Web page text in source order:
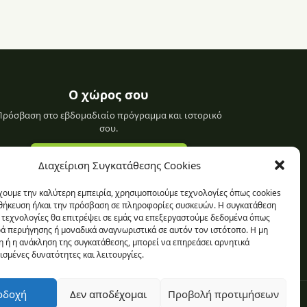
Διαχείριση Συγκατάθεσης Cookies
την καλύτερη εμπειρία, χρησιμοποιούμε τεχνολογίες όπως cookies
ή/και την πρόσβαση σε πληροφορίες συσκευών. Η συγκατάθεση
τεχνολογίες θα επιτρέψει σε εμάς να επεξεργαστούμε δεδομένα όπως
περιήγησης ή μοναδικά αναγνωριστικά σε αυτόν τον ιστότοπο. Η μη
ή η ανάκληση της συγκατάθεσης, μπορεί να επηρεάσει αρνητικά
δυνατότητες και λειτουργίες.
Δεν αποδέχομαι Προβολή προτιμήσεων
Ο χώρος σου
στο εβδομαδιαίο πρόγραμμα και ιστορικό
σου.